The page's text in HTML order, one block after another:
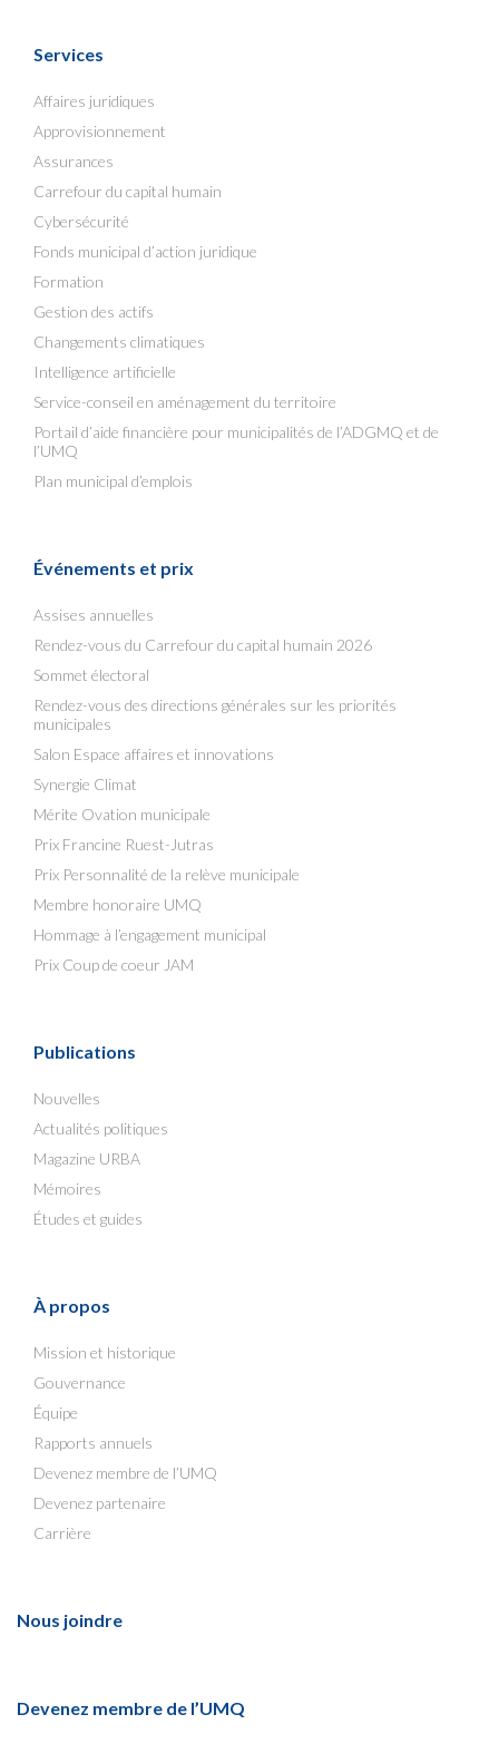
Services
Affaires juridiques
Approvisionnement
Assurances
Carrefour du capital humain
Cybersécurité
Fonds municipal d’action juridique
Formation
Gestion des actifs
Changements climatiques
Intelligence artificielle
Service-conseil en aménagement du territoire
Portail d’aide financière pour municipalités de l’ADGMQ et de
l’UMQ
Plan municipal d’emplois
Événements et prix
Assises annuelles
Rendez-vous du Carrefour du capital humain 2026
Sommet électoral
Rendez-vous des directions générales sur les priorités
municipales
Salon Espace affaires et innovations
Synergie Climat
Mérite Ovation municipale
Prix Francine Ruest-Jutras
Prix Personnalité de la relève municipale
Membre honoraire UMQ
Hommage à l’engagement municipal
Prix Coup de coeur JAM
Publications
Nouvelles
Actualités politiques
Magazine URBA
Mémoires
Études et guides
À propos
Mission et historique
Gouvernance
Équipe
Rapports annuels
Devenez membre de l’UMQ
Devenez partenaire
Carrière
Nous joindre
Devenez membre de l’UMQ